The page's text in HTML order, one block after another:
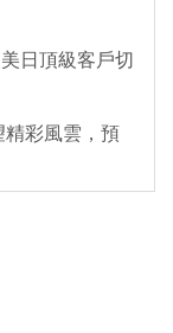
日頂級客戶切
彩風雲，預